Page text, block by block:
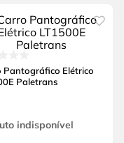
Pantográfico Elétrico
Paletrans
indisponível